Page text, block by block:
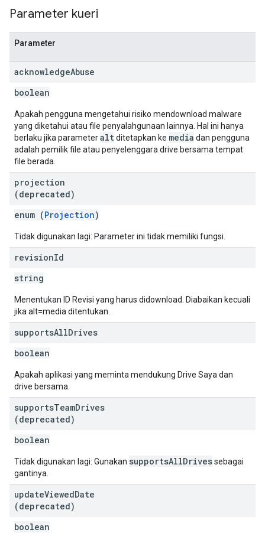
Parameter kueri
Parameter
acknowledgeAbuse
boolean
Apakah pengguna mengetahui risiko mendownload malware
yang diketahui atau file penyalahgunaan lainnya. Hal ini hanya
berlaku jika parameteraltditetapkan ke media dan pengguna
adalah pemilik file atau penyelenggara drive bersama tempat
file berada.
projection
(deprecated)
enum (Projection)
Tidak digunakan lagi: Parameter ini tidak memiliki fungsi.
revisionId
string
Menentukan ID Revisi yang harus didownload. Diabaikan kecuali
jika alt=media ditentukan.
supportsAllDrives
boolean
Apakah aplikasi yang meminta mendukung Drive Saya dan
drive bersama.
supportsTeamDrives
(deprecated)
boolean
Tidak digunakan lagi: Gunakan supportsAllDrivessebagai
gantinya.
updateViewedDate
(deprecated)
boolean